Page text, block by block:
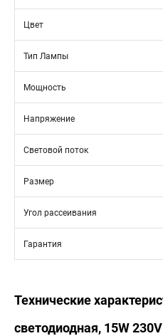
Цвет
Тип Лампы
Мощность
Напряжение
Световой поток
Размер
Угол рассеивания
Гарантия
Технические
светодиодная, 15W